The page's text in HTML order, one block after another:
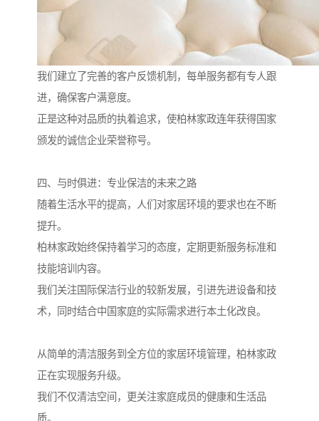
我们建立了完善的客户反馈机制，每单服务都有专人跟
进，确保客户满意度。
正是这种对品质的执着追求，使柏林家政连年获得国家
颁发的诚信企业荣誉称号。
四、与时俱进：专业保洁的未来之路
随着生活水平的提高，人们对家居环境的要求也在不断
提升。
柏林家政始终保持着学习的态度，定期更新服务标准和
技能培训内容。
我们关注国际保洁行业的较新发展，引进先进设备和技
术，同时结合中国家庭的实际需求进行本土化改良。
从简单的清洁服务到全方位的家居环境管理，柏林家政
正在实现服务升级。
我们不仅清洁空间，更关注家庭成员的健康和生活品
质。